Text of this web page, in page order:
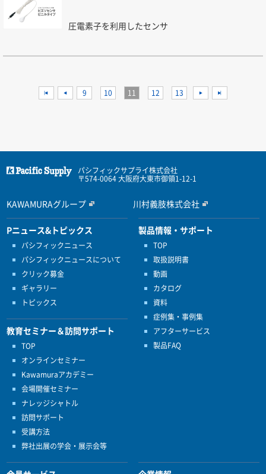
圧電素子を利用したセンサ
9 10 11 12 13
パシフィックサプライ株式会社
〒574-0064 大阪府大東市御領1-12-1
KAWAMURAグループ 川村義肢株式会社
Pニュース&トピックス
パシフィックニュース
パシフィックニュースについて
クリック募金
ギャラリー
トピックス
教育セミナー＆訪問サポート
TOP
オンラインセミナー
Kawamuraアカデミー
会場開催セミナー
ナレッジシャトル
訪問サポート
受講方法
弊社出展の学会・展示会等
製品情報・サポート
TOP
取扱説明書
動画
カタログ
資料
症例集・事例集
アフターサービス
製品FAQ